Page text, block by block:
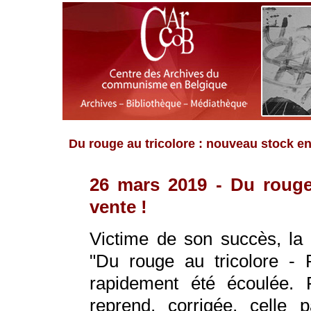
Du rouge au tricolore : nouveau stock
26 mars 2019 - Du
vente !
Victime de son succès,
"Du rouge au tricolore -
rapidement été écoulée.
reprend, corrigée, celle